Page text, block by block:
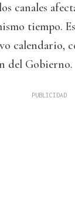
canales
tiempo.
calendario,
del Gobierno.